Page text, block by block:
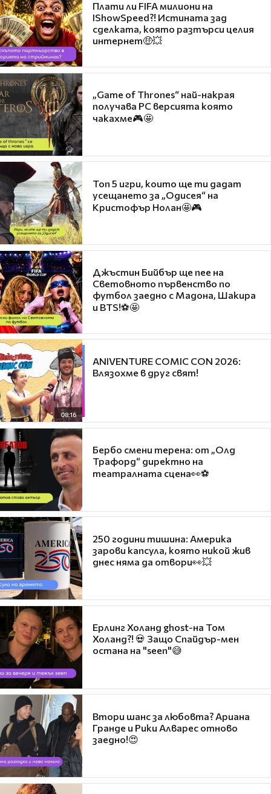
Плати ли FIFA милиони на
IShowSpeed?! Истината зад
сделката, която разтърси целия
интернет🤑💥
„Game of Thrones“ най-накрая
получава PC версията която
чакахме🎮🤩
Топ 5 игри, които ще ти дадат
усещането за „Одисея“ на
Кристофър Нолан🤩🎮
Джъстин Бийбър ще пее на
Световното първенство по
футбол заедно с Мадона, Шакира
и BTS!⚽🤩
08:16
ANIVENTURE COMIC CON 2026:
Влязохме в друг свят!
Бербо смени терена: от „Олд
Трафорд“ директно на
театралната сцена👀⚽
250 години тишина: Америка
зарови капсула, която никой жив
днес няма да отвори👀💥
Ерлинг Холанд ghost-на Том
Холанд?! 💀 Защо Спайдър-мен
остана на "seen"😅
Втори шанс за любовта? Ариана
Гранде и Рики Алварес отново
заедно!😍